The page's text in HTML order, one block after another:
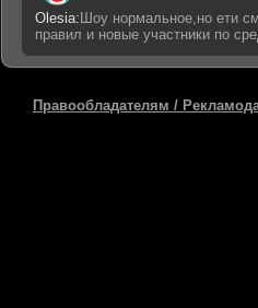
Olesia: Шоу нормальное,но ети
правил и новые участники по
Правообладателям /